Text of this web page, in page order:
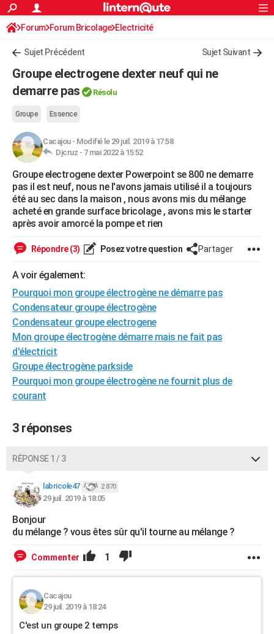
ACTUALITÉS
Politique
Société
Faits Divers
Education
Monde
Villes
+
Programme TV
TNTStreaming
Cinéma
Sorties cinéma
Musique
FINANCE
Retraite
Impôts
Epargne
Immobilier
Risques naturels par ville
Banque
Assurance
Crédit
AUTO
Essais
Réserver un essai
Citadines
Berlines
SUV
Forum auto
HIGH-TECH
Mobiles
Meilleur smartphone
Internet
Ordinateurs
Jeux vidéo
Guide high-tech
BRICOLAGE
Forum
Aménagement intérieur
Extérieur
Cuisine
Salle de bains
Jardinage
Rangement
WEEK-END
Guides de France
Escapades
Patrimoine
Expositions
Musées
Week-end nature
+LIFESTYLE
Destinations
City break
Voyage nature
Voyage de noces
Forum
Climat
+PHOTO
GUIDES D'ACHAT
BONS PLANS
CARTE DE VOEUX
Carte de Noël
Carte Bonne année
Carte Saint-Valentin
Carte Pâques
Carte d'anniversaire
DICTIONNAIRE
S'inscrire
Se connecter
Lycées
Collèges
Primaires
Universités
Entreprises
Service militaire
Avis de recherche
AVIS DE DÉCÈS
FORUM
Bricolage
Lifestyle
Culture
Sport
Auto
Television
Voyage
Cinema
S'inscrire
Connexion
Forum Forum Bricolage Electricité
Sujet Précédent Sujet Suivant
Groupe electrogene dexter neuf qui ne
demarre pas
Résolu
Groupe Essence
Cacajou- Modifié le 29 juil. 2019 à 17:58
Djcruz - 7 mai 2022 à 15:52
Groupe electrogene dexter Powerpoint se 800 ne demarre
pas il est neuf, nous ne l'avons jamais utilisé il a toujours
été au sec dans la maison , nous avons mis du mélange
acheté en grande surface bricolage , avons mis le starter
après avoir amorcé la pompe et rien
Répondre (3) Posez votre question Partager
A voir également:
Pourquoi mon groupe électrogène ne démarre pas
Condensateur groupe électrogène
Condensateur groupe electrogene
Mon groupe électrogène démarre mais ne fait pas
d'électricit
Groupe électrogène parkside
Pourquoi mon groupe électrogène ne fournit plus de
courant
3 réponses
RÉPONSE 1 / 3
labricole47 2 870
29 juil. 2019 à 18:05
Bonjour
du mélange ? vous êtes sûr qu'il tourne au mélange ?
Commenter 1
Cacajou
29 juil. 2019 à 18:24
C'est un groupe 2 temps